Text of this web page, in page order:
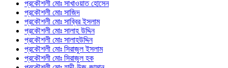
প্রকৌশলী মোঃ সাখাওয়াত হোসেন
প্রকৌশলী মোঃ সাজিদ
প্রকৌশলী মোঃ সাব্বির ইসলাম
প্রকৌশলী মোঃ সালাহ উদ্দিন
প্রকৌশলী মোঃ সালাহউদ্দিন
প্রকৌশলী মোঃ সিরাজুল ইসলাম
প্রকৌশলী মোঃ সিরাজুল হক